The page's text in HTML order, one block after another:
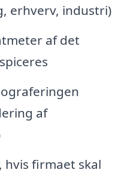
erhverv, industri)
af det
af
hvis firmaet skal